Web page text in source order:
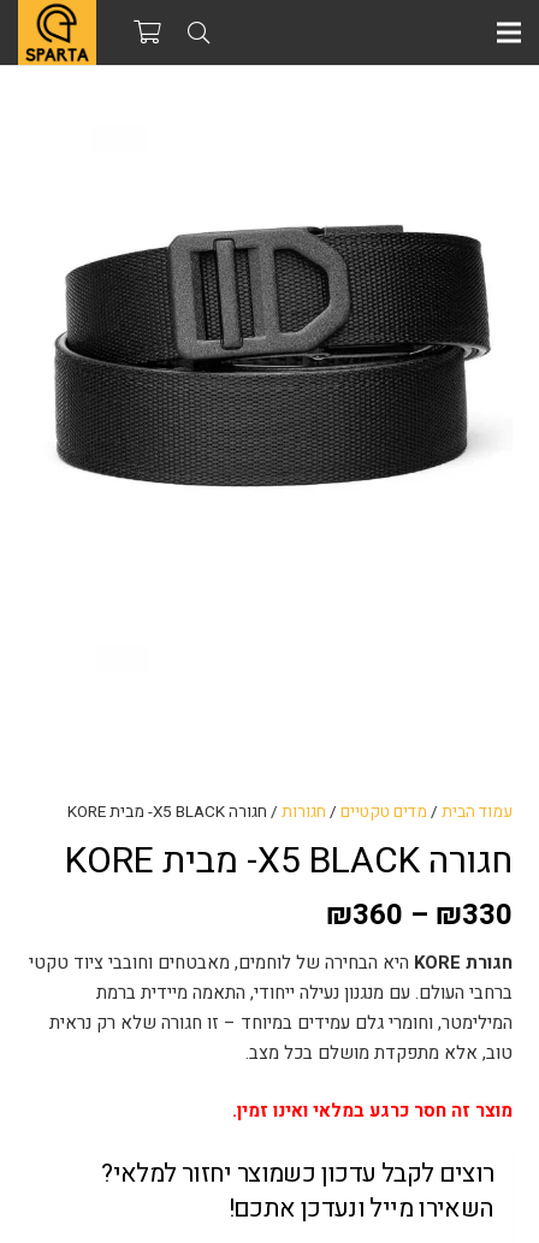
עמוד הבית / מדים טקטיים / חגורות / חגורה X5 BLACK- מבית KORE
חגורה X5 BLACK- מבית KORE
₪330
–
₪360
חגורת KORE
היא הבחירה של לוחמים, מאבטחים וחובבי ציוד טקטי
ברחבי העולם. עם מנגנון נעילה ייחודי, התאמה מיידית ברמת
המילימטר, וחומרי גלם עמידים במיוחד – זו חגורה שלא רק נראית
טוב, אלא מתפקדת מושלם בכל מצב.
מוצר זה חסר כרגע במלאי ואינו זמין.
רוצים לקבל עדכון כשמוצר יחזור למלאי?
השאירו מייל ונעדכן אתכם!